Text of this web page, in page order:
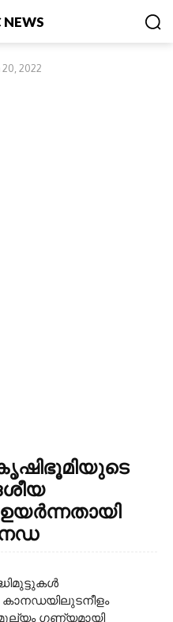
NEWS
20, 2022
കാനഡയിലുടനീളം
ഗണ്യമായി